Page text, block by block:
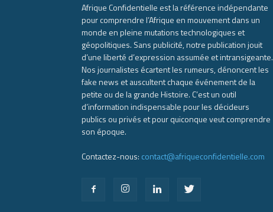
Afrique Confidentielle est la référence indépendante
pour comprendre l’Afrique en mouvement dans un
monde en pleine mutations technologiques et
géopolitiques. Sans publicité, notre publication jouit
d’une liberté d’expression assumée et intransigeante.
Nos journalistes écartent les rumeurs, dénoncent les
fake news et auscultent chaque événement de la
petite ou de la grande Histoire. C’est un outil
d’information indispensable pour les décideurs
publics ou privés et pour quiconque veut comprendre
son époque.
Contactez-nous: contact@afriqueconfidentielle.com